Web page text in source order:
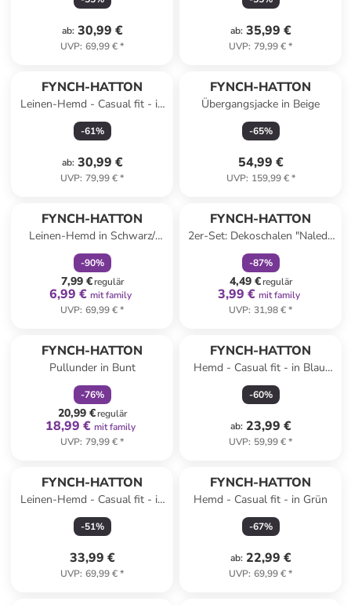
ab: 30,99 €
UVP: 69,99 €*
ab: 35,99 €
UVP: 79,99 €*
FYNCH-HATTON
Leinen-Hemd - Casual fit - in
Hellblau
-61%
ab: 30,99 €
UVP: 79,99 €*
FYNCH-HATTON
Übergangsjacke in Beige
-65%
54,99 €
UVP: 159,99 €*
FYNCH-HATTON
Leinen-Hemd in Schwarz/
Pink
-90%
7,99 €regulär
6,99 € mit family
UVP: 69,99 €*
FYNCH-HATTON
2er-Set: Dekoschalen "Naledi"
in Rosa/ Gold - Ø 16,5 cm
-87%
4,49 €regulär
3,99 € mit family
UVP: 31,98 €*
FYNCH-HATTON
Pullunder in Bunt
-76%
20,99 €regulär
18,99 € mit family
UVP: 79,99 €*
FYNCH-HATTON
Hemd - Casual fit - in Blau/
Rot
-60%
ab: 23,99 €
UVP: 59,99 €*
FYNCH-HATTON
Leinen-Hemd - Casual fit - in
Rosa
-51%
33,99 €
UVP: 69,99 €*
FYNCH-HATTON
Hemd - Casual fit - in Grün
-67%
ab: 22,99 €
UVP: 69,99 €*